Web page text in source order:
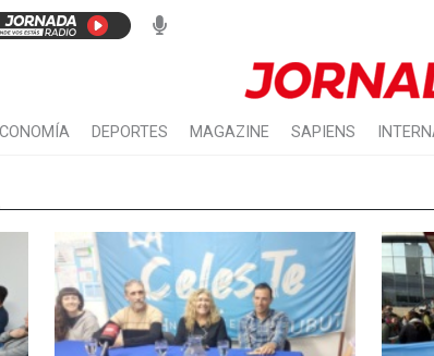
DEPORTES MAGAZINE SAPIENS